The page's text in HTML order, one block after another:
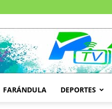
FARÁNDULA DEPORTES